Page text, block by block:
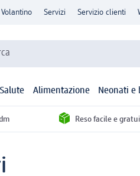
Volantino Servizi Servizio clienti
Salute Alimentazione Neonati e
Reso facile e